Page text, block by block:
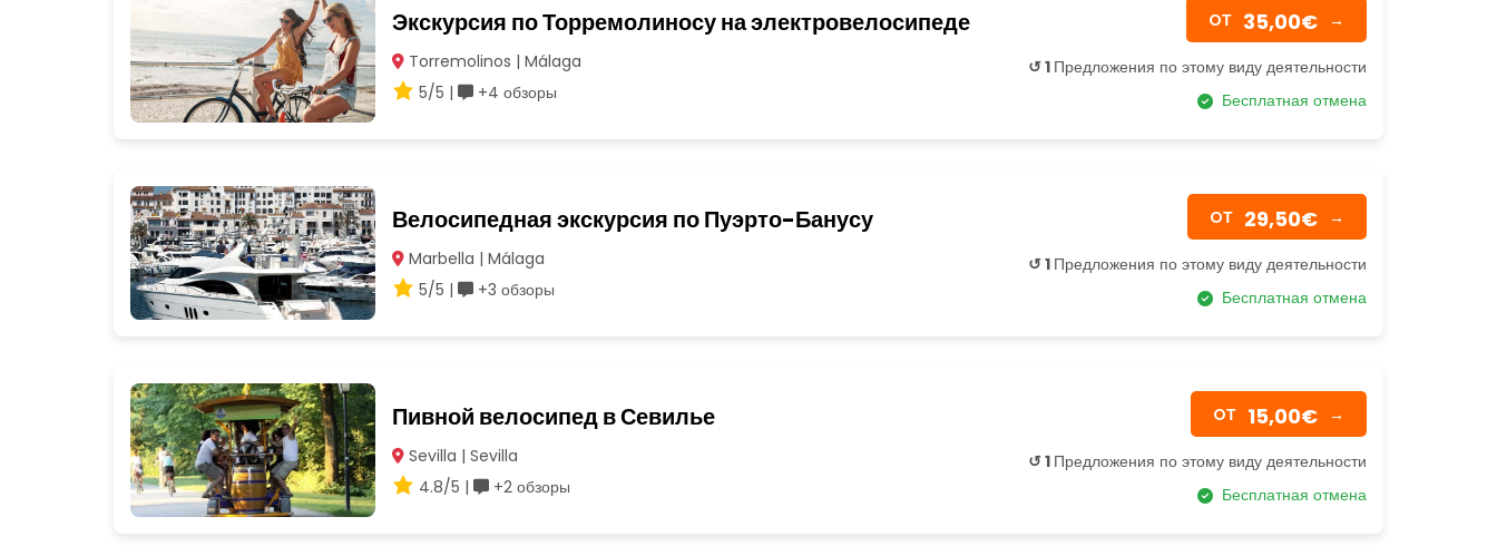
Экскурсия по Торремолиносу на электровелосипеде
Torremolinos | Málaga
5/5 |
+4 обзоры
OТ 35,00€ →
↺ 1 Предложения по этому виду деятельности
Бесплатная отмена
Велосипедная экскурсия по Пуэрто-Банусу
Marbella | Málaga
5/5 |
+3 обзоры
OТ 29,50€ →
↺ 1 Предложения по этому виду деятельности
Бесплатная отмена
Пивной велосипед в Севилье
Sevilla | Sevilla
4.8/5 |
+2 обзоры
OТ 15,00€ →
↺ 1 Предложения по этому виду деятельности
Бесплатная отмена